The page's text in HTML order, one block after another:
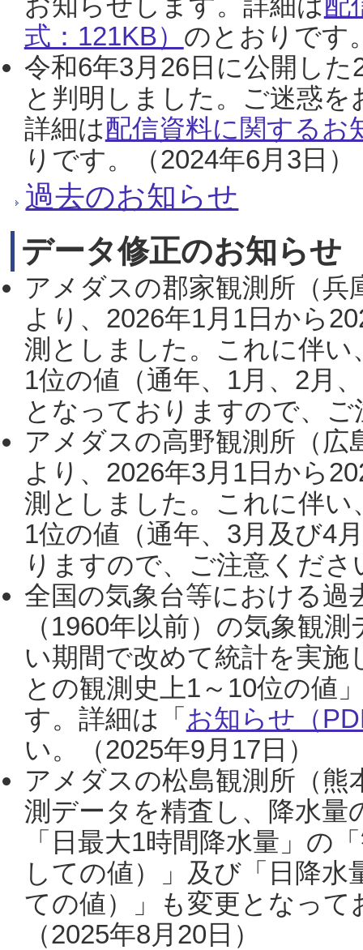
式：121KB） のとおりです
令和6年3月26日に公開し
と判明しました。ご迷惑
詳細は配信資料に関するお
りです。（2024年6月3日）
過去のお知らせ
データ修正のお知らせ
アメダスの郡家観測所（
より、2026年1月1日から
測としました。これに伴い
1位の値（通年、1月、2月
となっておりますので、
アメダスの高野観測所（
より、2026年3月1日から
測としました。これに伴い
1位の値（通年、3月及び4
りますので、ご注意くだ
全国の気象台等における過
（1960年以前）の気象観
い期間で改めて統計を実
との観測史上1～10位の値
す。詳細は「 お知らせ（
い。（2025年9月17日）
アメダスの松島観測所（熊
測データを精査し、降水
「日最大1時間降水量」の
しての値）」及び「日降
ての値）」も変更となっ
（2025年8月20日）